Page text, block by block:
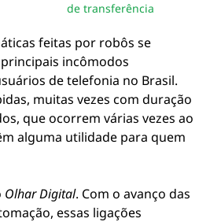
de transferência
feitas por robôs se
incômodos
de telefonia no Brasil.
muitas vezes com duração
que ocorrem várias vezes ao
alguma utilidade para quem
Olhar Digital. Com o avanço das
essas ligações